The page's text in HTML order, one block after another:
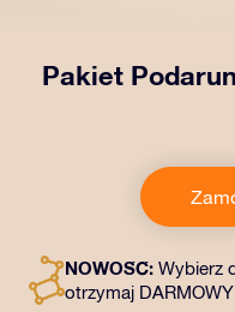
Pakiet
naszemu OSR Gift
kopertę i
wybrany adres, a
podarowanie
NOWOŚĆ: Wybierz
otrzymaj